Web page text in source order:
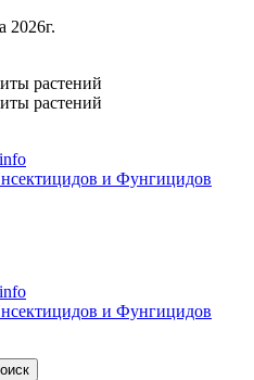
2026г.
и Фунгицидов
и Фунгицидов